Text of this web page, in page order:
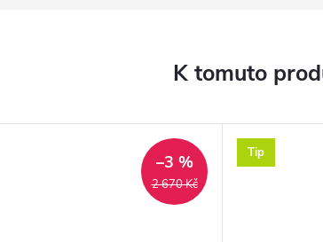
K tomuto
2 670 Kč
–3 % Tip